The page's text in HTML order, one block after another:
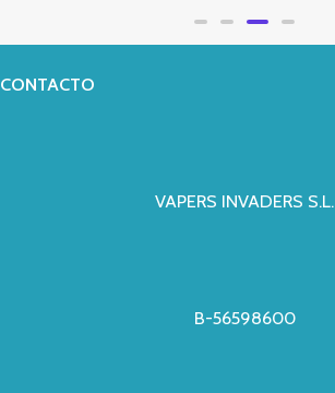
0
5
CONTACTO
VAPERS INVADERS S.L.
B-56598600